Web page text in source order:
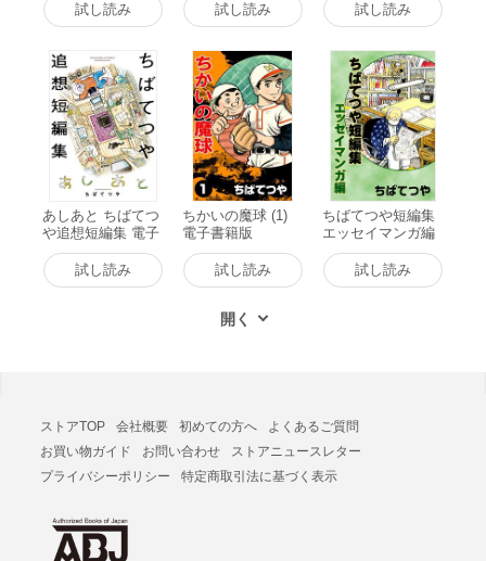
試し読み 試し読み 試し読み
あしあと ちばてつ
や追想短編集 電子
書籍版
試し読み
ちかいの魔球 (1)
電子書籍版
試し読み
ちばてつや短編集
エッセイマンガ編
電子書籍版
試し読み
ストアTOP 会社概要 初めての方へ
よくあるご質問
お買い物ガイド
お問い合わせ
ストアニュースレター
プライバシーポリシー
特定商取引法に基づく表示